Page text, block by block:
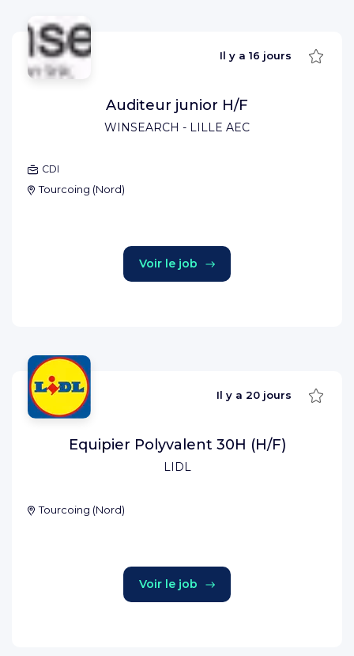
WINSEARCH - LILLE AEC
Il y a 16 jours
Auditeur junior H/F
CDI
Tourcoing (Nord)
Voir le job
LIDL
Il y a 20 jours
Equipier Polyvalent 30H (H/F)
Tourcoing (Nord)
Voir le job